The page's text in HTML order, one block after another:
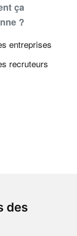
des
ça
?
entreprises
recruteurs